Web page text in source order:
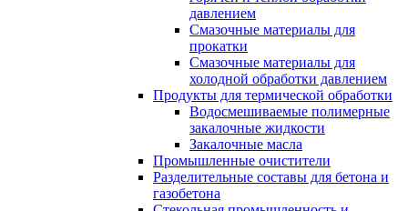
давлением
Смазочные материалы для
прокатки
Смазочные материалы для
холодной обработки давлением
Продукты для термической обработки
Водосмешиваемые полимерные
закалочные жидкости
Закалочные масла
Промышленные очистители
Разделительные составы для бетона и
газобетона